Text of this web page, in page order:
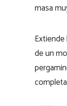
masa
de un